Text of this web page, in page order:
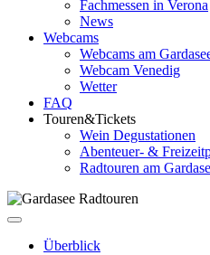
Fachmessen in Verona
News
Webcams
Webcams am
Webcam Venedig
Wetter
FAQ
Touren&Tickets
Wein Degustationen
Abenteuer- &
Radtouren am
Überblick